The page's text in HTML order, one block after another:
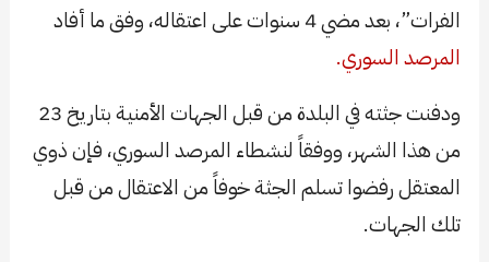
الفرات”، بعد مضي 4 سنوات على اعتقاله، وفق ما أفاد
المرصد السوري.
ودفنت جثته في البلدة من قبل الجهات الأمنية بتاريخ 23
من هذا الشهر، ووفقاً لنشطاء المرصد السوري، فإن ذوي
المعتقل رفضوا تسلم الجثة خوفاً من الاعتقال من قبل
تلك الجهات.